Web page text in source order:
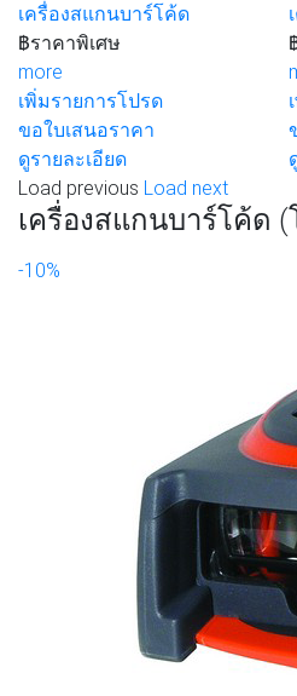
เครื่องสแกนบาร์โค้ด
฿ราคาพิเศษ
more
เพิ่มรายการโปรด
ขอใบเสนอราคา
ดูรายละเอียด
Load previous Load next
เครื่องสแกนบาร์โค้ด
-10%